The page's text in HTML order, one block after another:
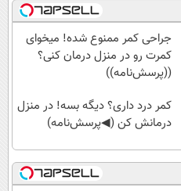
جراحی کمر ممنوع شده! میخوای
کمرت رو در منزل درمان کنی؟
((پرسش‌نامه))
کمر درد داری؟ دیگه بسه! در منزل
درمانش کن (◀پرسش‌نامه)